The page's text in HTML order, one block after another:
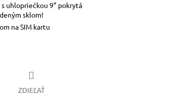
uhlopriečkou 9” pokrytá
sklom!
na SIM kartu
ZDIEĽAŤ